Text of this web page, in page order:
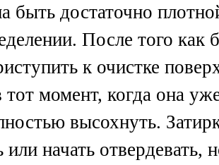
быть достаточно
После того как
к очистке
тот момент, когда она
высохнуть.
или начать